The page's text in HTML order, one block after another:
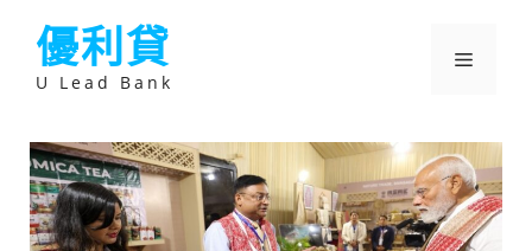
優利貸
U Lead Bank
選